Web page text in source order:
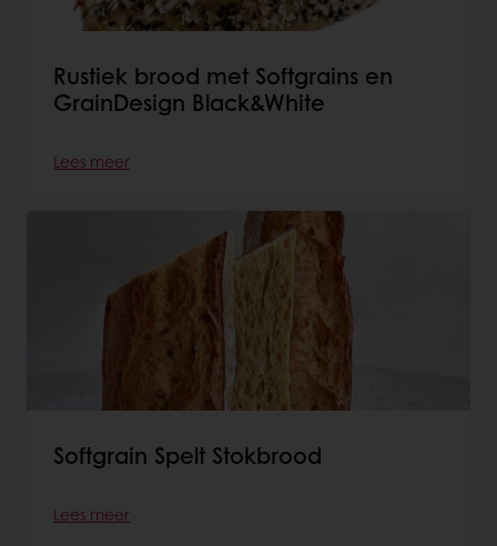
Rustiek brood met Softgrains en
GrainDesign Black&White
Lees meer
Softgrain Spelt Stokbrood
Lees meer